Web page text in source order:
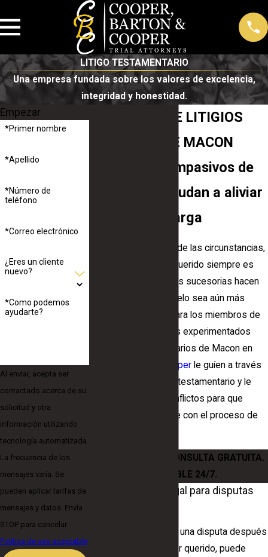
LITIGO TESTAMENTARIO
Una empresa fundada sobre los valores de excelencia,
integridad y honestidad.
ABOGADOS DE LITIGIOS
PROBADOS DE MACON
Abogados compasivos de
Macon que ayudan a aliviar
parte de su carga
Independientemente de las circunstancias,
la pérdida de un ser querido siempre es
dolorosa. Las disputas sucesorias hacen
que el proceso de duelo sea aún más
angustioso y arduo para los miembros de
la familia. Deje que los experimentados
abogados testamentarios de Macon en
Cooper, Barton & Cooperle guíen a través
del proceso de litigio testamentario y le
ayuden a resolver conflictos para que
pueda seguir adelante con el proceso de
PARA SU CONSULTA GRATUITA.
DISPONIBLE 24/7.
Representación legal para disputas
Cuando se enfrenta a una disputa después
de la muerte de un ser querido, puede
Empezar
*Primer nombre
*Apellido
*Número de
teléfono
*Correo electrónico
¿Eres un cliente
nuevo?
*Como podemos
ayudarte?
Al enviar, acepta ser
contactado acerca de su
solicitud y otra
información utilizando
tecnología automatizada.
La frecuencia de los
mensajes varía. Se
pueden aplicar tarifas de
mensajes y datos. Envía
STOP para cancelar.
Política de uso aceptable